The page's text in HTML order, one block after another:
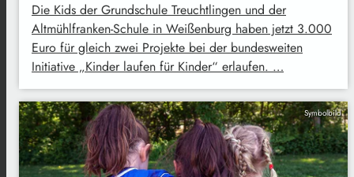
Die Kids der Grundschule Treuchtlingen und der
Altmühlfranken-Schule in Weißenburg haben jetzt 3.000
Euro für gleich zwei Projekte bei der bundesweiten
Initiative „Kinder laufen für Kinder“ erlaufen. …
Symbolbild